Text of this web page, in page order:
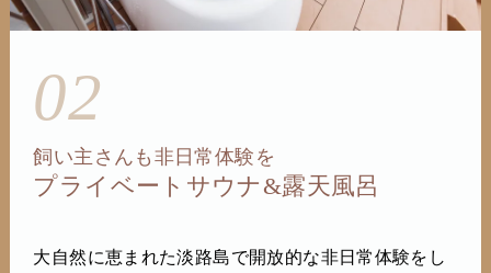
02
飼い主さんも非日常体験を
プライベートサウナ&露天風呂
大自然に恵まれた淡路島で開放的な非日常体験をし